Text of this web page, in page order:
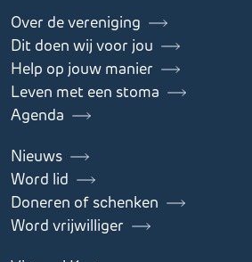
Over de vereniging
Dit doen wij voor jou
Help op jouw manier
Leven met een stoma
Agenda
Nieuws
Word lid
Doneren of schenken
Word vrijwilliger